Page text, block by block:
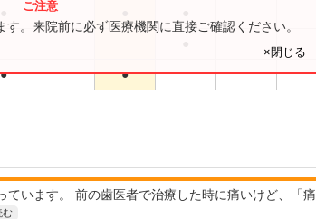
● ●
。来院前に必ず医療機関に直接ご確認ください。
×閉じる
います。 前の歯医者で治療した時に痛いけど、「痛
む